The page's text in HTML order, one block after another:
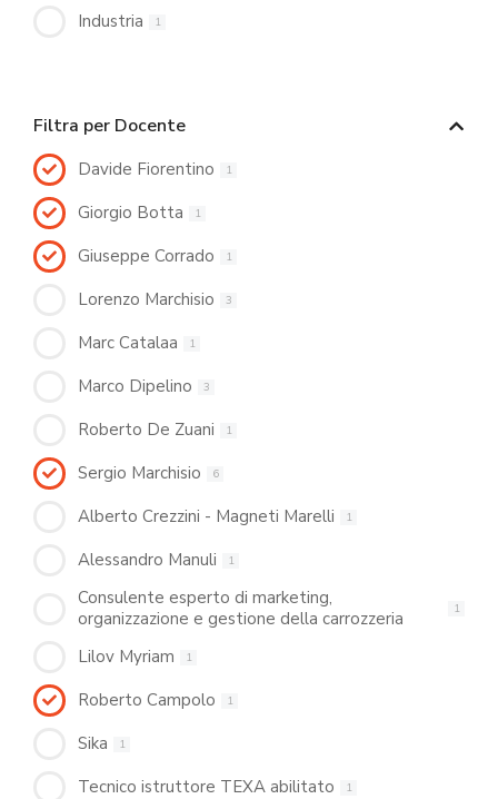
Industria 1
Filtra per Docente
Davide Fiorentino 1
Giorgio Botta 1
Giuseppe Corrado 1
Lorenzo Marchisio 3
Marc Catalaa 1
Marco Dipelino 3
Roberto De Zuani 1
Sergio Marchisio 6
Alberto Crezzini - Magneti Marelli 1
Alessandro Manuli 1
Consulente esperto di marketing,
organizzazione e gestione della carrozzeria
1
Lilov Myriam 1
Roberto Campolo 1
Sika 1
Tecnico istruttore TEXA abilitato 1